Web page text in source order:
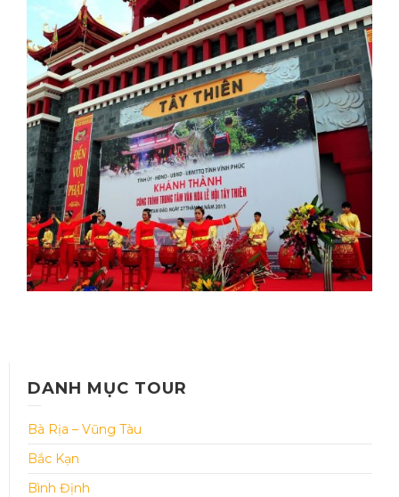
TÂY THIÊN – THIỀN VIỆN
TRÚC LÂM
Thời gian: 01 Ngày
DANH MỤC TOUR
Bà Rịa – Vũng Tàu
Bắc Kạn
Bình Định